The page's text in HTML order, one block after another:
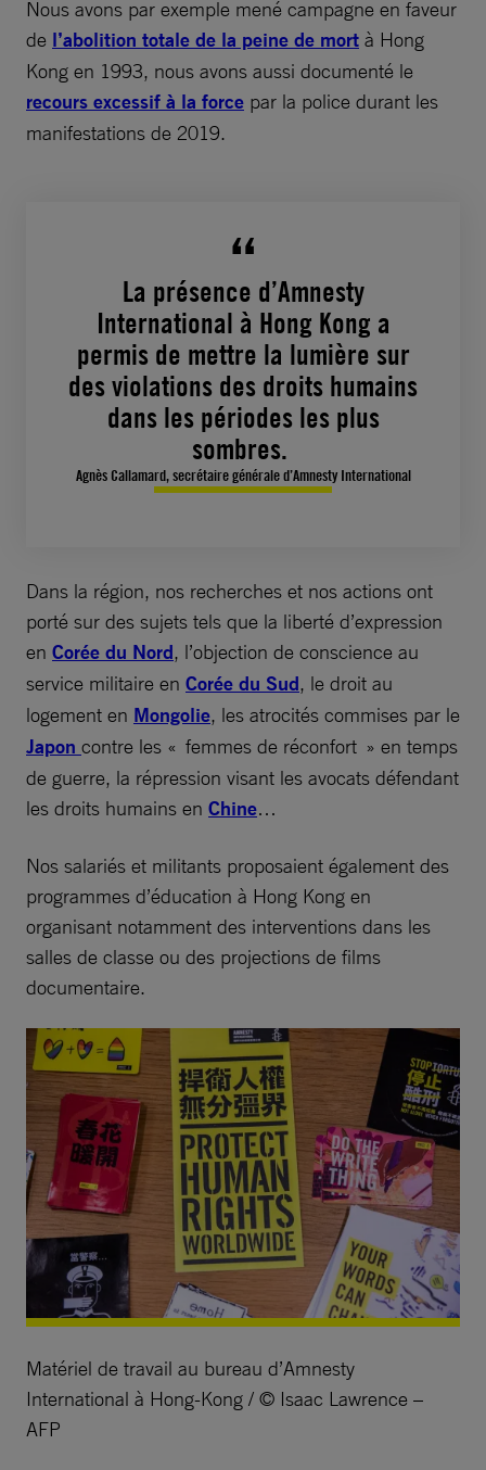
Nous avons par exemple mené campagne en faveur
de l’abolition totale de la peine de mort à Hong
Kong en 1993, nous avons aussi documenté le
recours excessif à la force par la police durant les
manifestations de 2019.
La présence d’Amnesty
International à Hong Kong a
permis de mettre la lumière sur
des violations des droits humains
dans les périodes les plus
sombres.
Agnès Callamard, secrétaire générale d’Amnesty International
Dans la région, nos recherches et nos actions ont
porté sur des sujets tels que la liberté d’expression
en Corée du Nord, l’objection de conscience au
service militaire en Corée du Sud, le droit au
logement en Mongolie, les atrocités commises par le
Japon contre les « femmes de réconfort » en temps
de guerre, la répression visant les avocats défendant
les droits humains en Chine…
Nos salariés et militants proposaient également des
programmes d’éducation à Hong Kong en
organisant notamment des interventions dans les
salles de classe ou des projections de films
documentaire.
Matériel de travail au bureau d’Amnesty
International à Hong-Kong / © Isaac Lawrence –
AFP